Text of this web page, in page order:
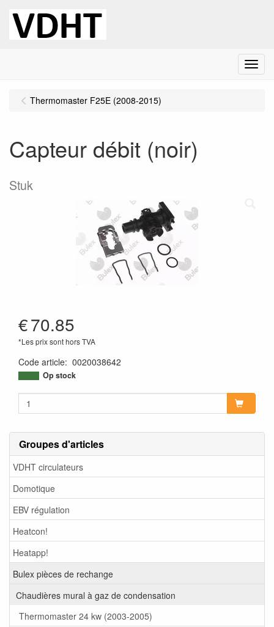
Menu
Groupes d'articles
VDHT circulateurs
Domotique
EBV régulation
Heatcon!
Heatapp!
Bulex pièces de rechange
Chaudières mural à gaz de condensation
Thermomaster 24 kw (2003-2005)
Thermomaster F25E (2008-2015)
Capteur débit (noir)
Stuk
€70.85
*Les prix sont hors TVA
Code article: 0020038642
Op stock